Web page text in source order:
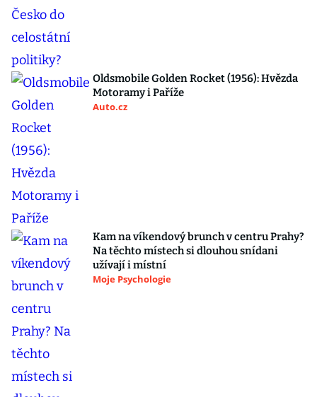
Oldsmobile Golden Rocket (1956): Hvězda
Motoramy i Paříže
Auto.cz
Kam na víkendový brunch v centru Prahy?
Na těchto místech si dlouhou snídani
užívají i místní
Moje Psychologie